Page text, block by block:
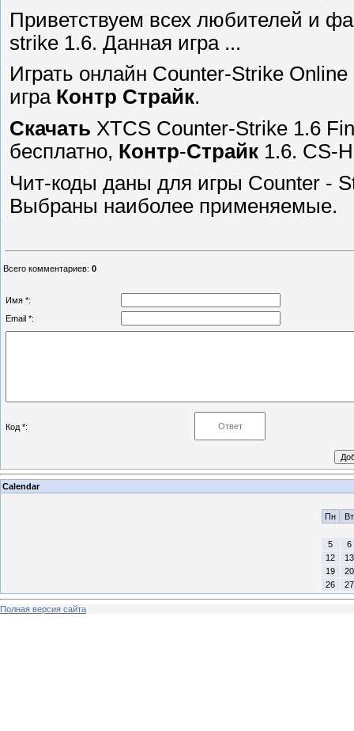
Приветствуем всех любителей и
strike 1.6. Данная игра ...
Играть онлайн Counter-Strike
игра Контр Страйк.
Скачать XTCS Counter-Strike 1.6
бесплатно, Контр-Страйк 1.6. CS-
Чит-коды даны для игры Соunter -
Выбраны наиболее применяемые.
Всего комментариев: 0
Имя *:
Email *:
Код *:
Calendar
Пн Вт
5
6
12
13
19
20
26
27
Полная версия сайта